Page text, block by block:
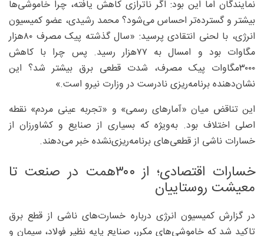
نمایندگان اما این بود: اگر ناترازی کاهش یافته، چرا خاموشی‌ها
بیشتر و گسترده‌تر احساس می‌شود؟ محمد رشیدی، عضو کمیسیون
انرژی، با لحنی انتقادی پرسید: «سال گذشته پیک مصرف ۸۰‌هزار
مگاوات بود و امسال به ۷۷‌هزار رسید. پس چرا با کاهش
۳۰۰۰‌مگاوات پیک مصرف، شدت قطعی برق بیشتر شد؟ این
نشان‌دهنده برنامه‌ریزی نادرست در وزارت نیرو است.»
این تناقض میان «آمارهای رسمی» و «تجربه عینی مردم» نقطه
اصلی اختلاف بود. به‌ویژه که بسیاری از صنایع و کشاورزان از
خسارات ناشی از قطعی‌های برنامه‌ریزی‌نشده خبر می‌دهند.
خسارات اقتصادی؛ از ۳۰۰همت در صنعت تا
معیشت روستاییان
در گزارش کمیسیون انرژی درباره خسارت‌های ناشی از قطع برق
تاکید شد که خاموشی‌های مکرر، صنایع پایه نظیر فولاد، سیمان و